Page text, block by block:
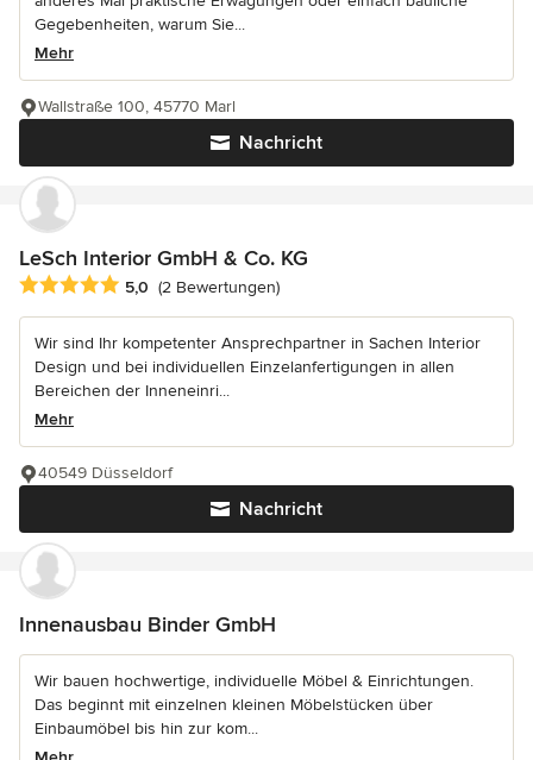
Gegebenheiten, warum Sie...
Mehr
Nachricht
Wallstraße 100, 45770 Marl
LeSch Interior GmbH & Co. KG
Durchschnittliche Bewertung: 5 von 5 Sternen
5,0 (2 Bewertungen)
Wir sind Ihr kompetenter Ansprechpartner in Sachen Interior
Design und bei individuellen Einzelanfertigungen in allen
Bereichen der Inneneinri...
Mehr
Nachricht
40549 Düsseldorf
Innenausbau Binder GmbH
Wir bauen hochwertige, individuelle Möbel & Einrichtungen.
Das beginnt mit einzelnen kleinen Möbelstücken über
Einbaumöbel bis hin zur kom...